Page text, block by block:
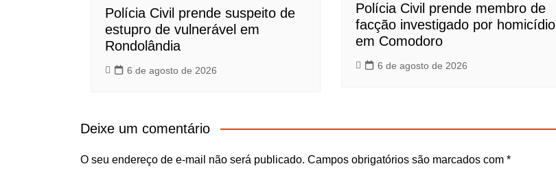
Polícia Civil prende suspeito de
estupro de vulnerável em
Rondolândia
6 de agosto de 2026
Polícia Civil prende membro de
facção investigado por homicídio
em Comodoro
6 de agosto de 2026
Deixe um comentário
O seu endereço de e-mail não será publicado. Campos obrigatórios são marcados com *